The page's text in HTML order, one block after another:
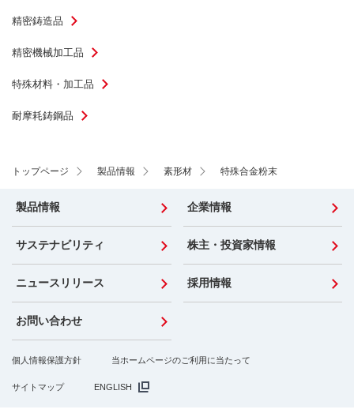
精密鋳造品
精密機械加工品
特殊材料・加工品
耐摩耗鋳鋼品
トップページ 製品情報 素形材 特殊合金粉末
製品情報 企業情報
サステナビリティ 株主・投資家情報
ニュースリリース 採用情報
お問い合わせ
個人情報保護方針 当ホームページのご利用に当たって
サイトマップ ENGLISH